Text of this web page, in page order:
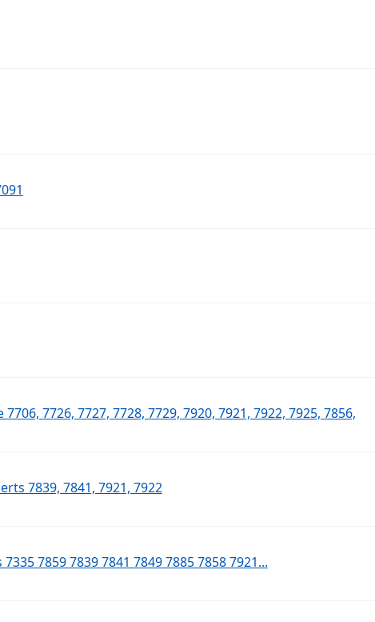
7726, 7727, 7728, 7729, 7920, 7921, 7922, 7925, 7856,
7839, 7841, 7921, 7922
7859 7839 7841 7849 7885 7858 7921...